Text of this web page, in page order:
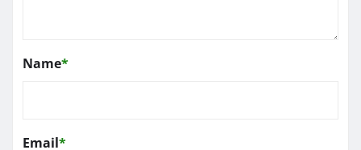
Name*
Email*